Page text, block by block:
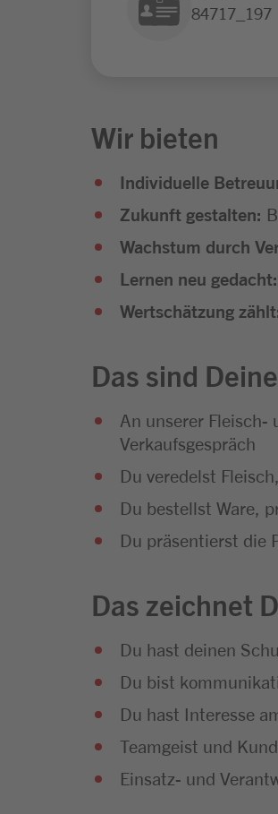
84717_197
Wir bieten
Individuelle
Zukunft gestalten:
Wachstum durch
Lernen neu gedacht:
Wertschätzung
Das sind
An unserer Fleisch-
Verkaufsgespräch
Du veredelst
Du bestellst Ware,
Du präsentierst die
Das zeichnet
Du hast deinen
Du bist
Du hast Interesse
Teamgeist und
Einsatz- und